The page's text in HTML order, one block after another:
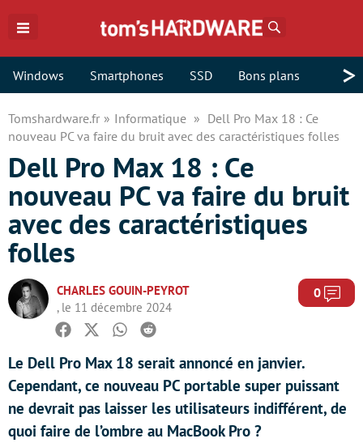
Windows Smartphones SSD Bons plans >
Tomshardware.fr Informatique
Dell Pro Max 18 : Ce
nouveau PC va faire du bruit avec des caractéristiques folles
Dell Pro Max 18 : Ce
nouveau PC va faire du bruit
avec des caractéristiques
folles
CHARLES GOUIN-PEYROT
, le 11 décembre 2024
0
Facebook
TwitterWhatsapp
Reddit
Le Dell Pro Max 18 serait annoncé en janvier.
Cependant, ce nouveau PC portable super puissant
ne devrait pas laisser les utilisateurs indifférent, de
quoi faire de l’ombre au MacBook Pro ?